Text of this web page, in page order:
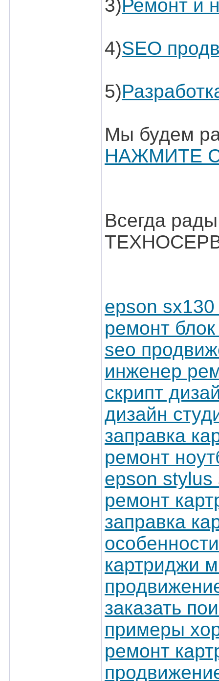
3)Ремонт и
4)SEO
5)
Мы будем
НАЖМИТЕ
Всегда
epson sx130
ремонт
seo
инженер
скрипт
дизайн
заправка
ремонт
epson stylus
ремонт
заправка
картриджи
заказать
примеры
ремонт